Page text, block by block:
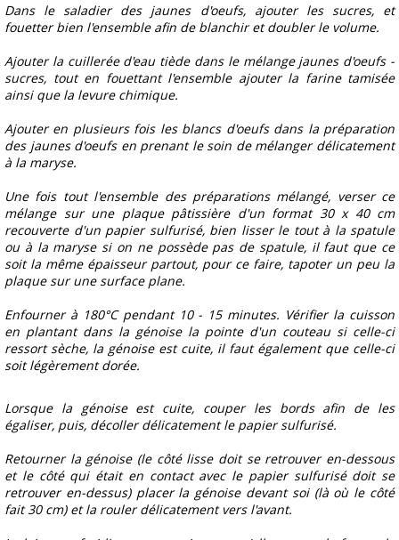
Dans le saladier des jaunes d'oeufs, ajouter les sucres, et
fouetter bien l'ensemble afin de blanchir et doubler le volume.
Ajouter la cuillerée d'eau tiède dans le mélange jaunes d'oeufs -
sucres, tout en fouettant l'ensemble ajouter la farine tamisée
ainsi que la levure chimique.
Ajouter en plusieurs fois les blancs d'oeufs dans la préparation
des jaunes d'oeufs en prenant le soin de mélanger délicatement
à la maryse.
Une fois tout l'ensemble des préparations mélangé, verser ce
mélange sur une plaque pâtissière d'un format 30 x 40 cm
recouverte d'un papier sulfurisé, bien lisser le tout à la spatule
ou à la maryse si on ne possède pas de spatule, il faut que ce
soit la même épaisseur partout, pour ce faire, tapoter un peu la
plaque sur une surface plane.
Enfourner à 180°C pendant 10 - 15 minutes. Vérifier la cuisson
en plantant dans la génoise la pointe d'un couteau si celle-ci
ressort sèche, la génoise est cuite, il faut également que celle-ci
soit légèrement dorée.
Lorsque la génoise est cuite, couper les bords afin de les
égaliser, puis, décoller délicatement le papier sulfurisé.
Retourner la génoise (le côté lisse doit se retrouver en-dessous
et le côté qui était en contact avec le papier sulfurisé doit se
retrouver en-dessus) placer la génoise devant soi (là où le côté
fait 30 cm) et la rouler délicatement vers l'avant.